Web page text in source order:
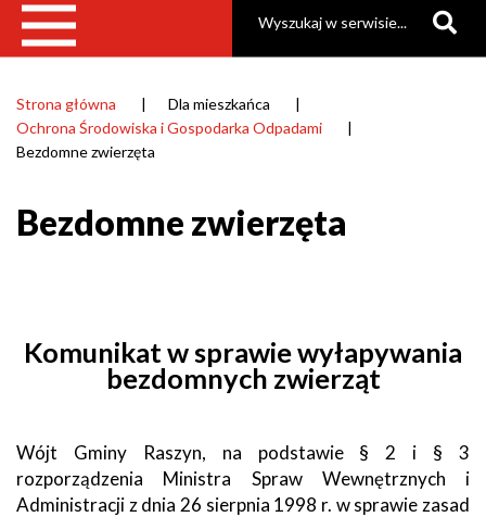
Ścieżka
nawigacyjna
Strona główna
Dla mieszkańca
Ochrona Środowiska i Gospodarka Odpadami
Bezdomne zwierzęta
Bezdomne zwierzęta
Komunikat w sprawie wyłapywania
bezdomnych zwierząt
Wójt Gminy Raszyn, na podstawie § 2 i § 3
rozporządzenia Ministra Spraw Wewnętrznych i
Administracji z dnia 26 sierpnia 1998 r. w sprawie zasad